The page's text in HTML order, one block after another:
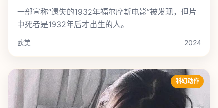
一部宣称“遗失的1932年福尔摩斯电影”被发现，但片
中死者是1932年后才出生的人。
欧美 2024
科幻动作